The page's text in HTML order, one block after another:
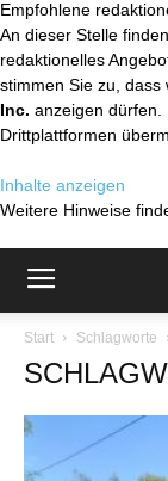
Empfohlene
An dieser Stelle
redaktionelles
stimmen Sie zu, dass
Inc. anzeigen dürfen.
Drittplattformen
Inhalte anzeigen
Weitere Hinweise
Start Schlagworte